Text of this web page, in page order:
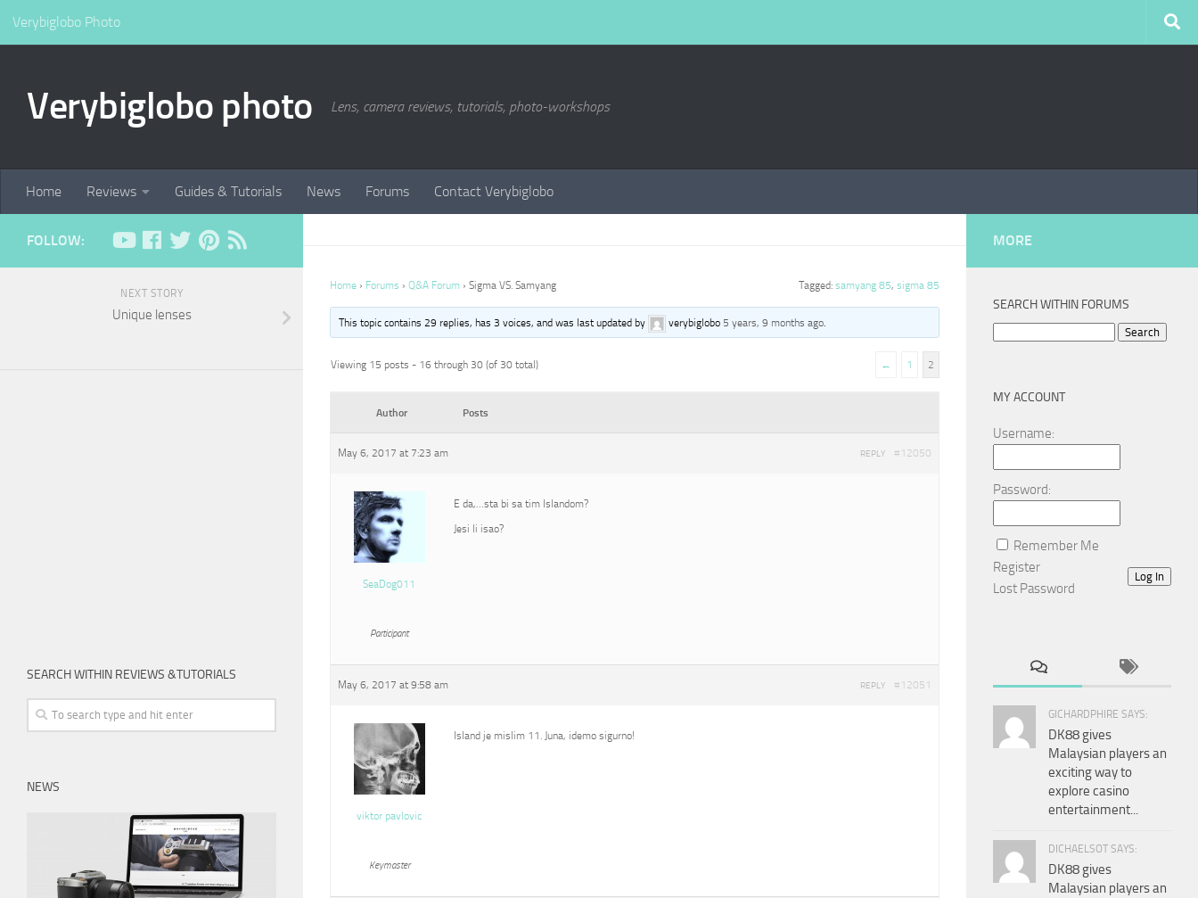
Verybiglobo Photo
Verybiglobo photo Lens, camera reviews, tutorials, photo-workshops
Home Reviews Guides & Tutorials News Forums Contact Verybiglobo
Home › Forums › Q&A Forum › Sigma VS. Samyang Tagged: samyang 85, sigma 85
This topic contains 29 replies, has 3 voices, and was last updated by verybiglobo 5 years, 9 months ago.
Viewing 15 posts - 16 through 30 (of 30 total) ← 1 2
Author Posts
May 6, 2017 at 7:23 am #12050
REPLY
SeaDog011
Participant
E da,…sta bi sa tim Islandom?
Jesi li isao?
May 6, 2017 at 9:58 am #12051
REPLY
viktor pavlovic
Keymaster
Island je mislim 11. Juna, idemo sigurno!
FOLLOW:
NEXT STORY
Unique lenses
SEARCH WITHIN REVIEWS &TUTORIALS
NEWS
MORE
SEARCH WITHIN FORUMS
MY ACCOUNT
Username:
Password:
Remember Me
Log In
Register
Lost Password
GICHARDPHIRE SAYS:
DK88 gives
Malaysian players an
exciting way to
explore casino
entertainment...
DICHAELSOT SAYS:
DK88 gives
Malaysian players an